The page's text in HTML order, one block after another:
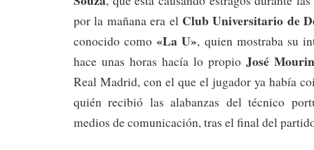
por la mañana era el Club Universitario de
conocido como«La U», quien mostraba su
hace unas horas hacía lo propioJosé
Real Madrid, con el que el jugador ya había
quién recibió las alabanzas del técnico
medios de comunicación, tras el final del